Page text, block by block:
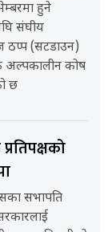
हुने
संघीय
ठप्प (सटडाउन)
अल्पकालीन कोष
छ
सभापति